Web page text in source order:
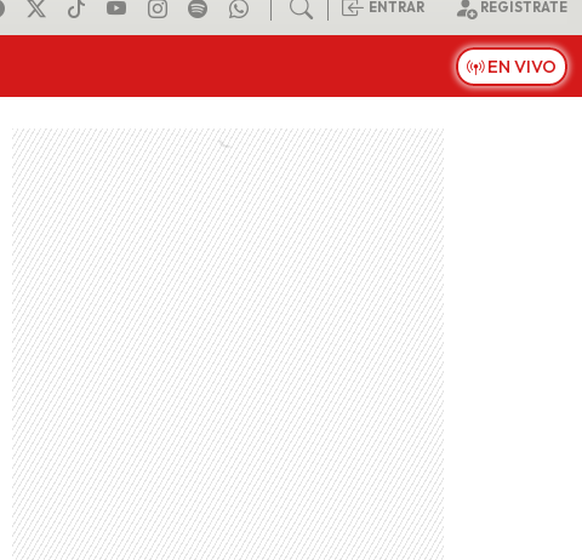
ENTRAR REGÍSTRATE
EN VIVO